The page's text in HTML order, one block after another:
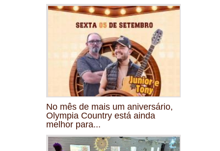
No mês de mais um aniversário,
Olympia Country está ainda
melhor para...